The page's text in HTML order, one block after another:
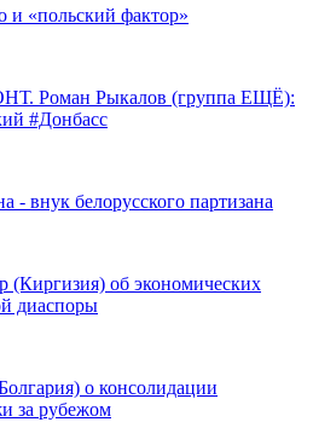
и «польский фактор»
Роман Рыкалов (группа ЕЩЁ):
#Донбасс
внук белорусского партизана
(Киргизия) об экономических
диаспоры
о консолидации
за рубежом